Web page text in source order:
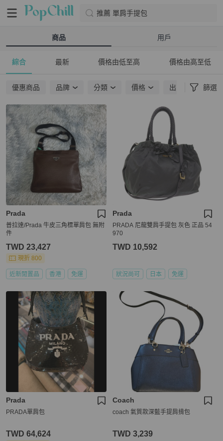
推薦 單肩手提包
商品 用戶
綜合 最新 價格由低至高 價格由高至低
優惠商品 品牌 分類 價格 出貨地點 篩選
Prada
普拉達/Prada 牛皮三角標單肩包 無附
件
TWD 23,427
現折 800
近新閒置品 香港 免運
Prada
PRADA 尼龍雙肩手提包 灰色 正品 54
970
TWD 10,592
狀況尚可 日本 免運
Prada
PRADA單肩包
TWD 64,624
Coach
coach 氣質款深藍手提肩揹包
TWD 3,239